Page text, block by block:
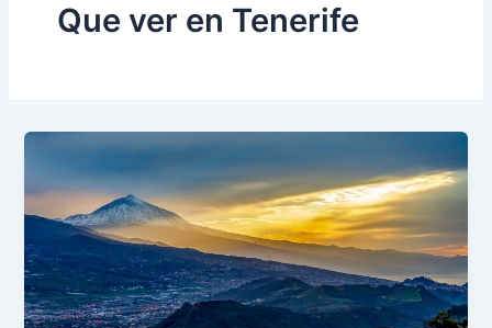
Que ver en Tenerife